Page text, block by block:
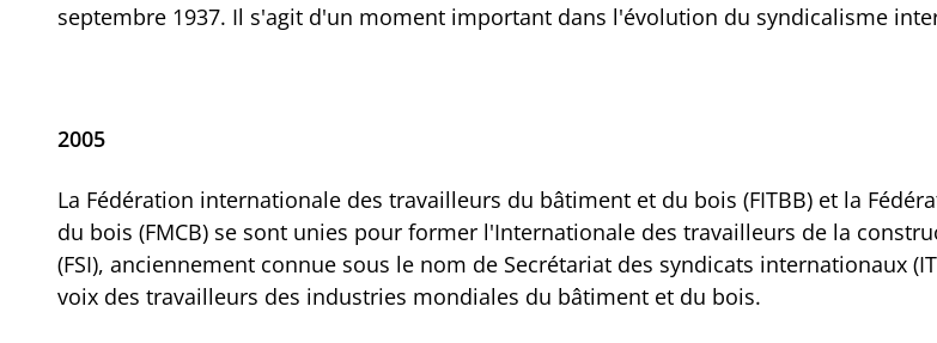
septembre 1937. Il s'agit d'un moment important dans l'évolution du syndicalisme
2005
La Fédération internationale des travailleurs du bâtiment et du bois (FITBB) et la
du bois (FMCB) se sont unies pour former l'Internationale des travailleurs de la
(FSI), anciennement connue sous le nom de Secrétariat des syndicats internationaux
voix des travailleurs des industries mondiales du bâtiment et du bois.